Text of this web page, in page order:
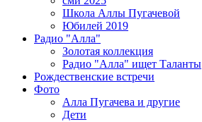
Школа Аллы Пугачевой
Юбилей 2019
Радио "Алла"
Золотая коллекция
Радио "Алла" ищет Таланты
Рождественские встречи
Фото
Алла Пугачева и другие
Дети